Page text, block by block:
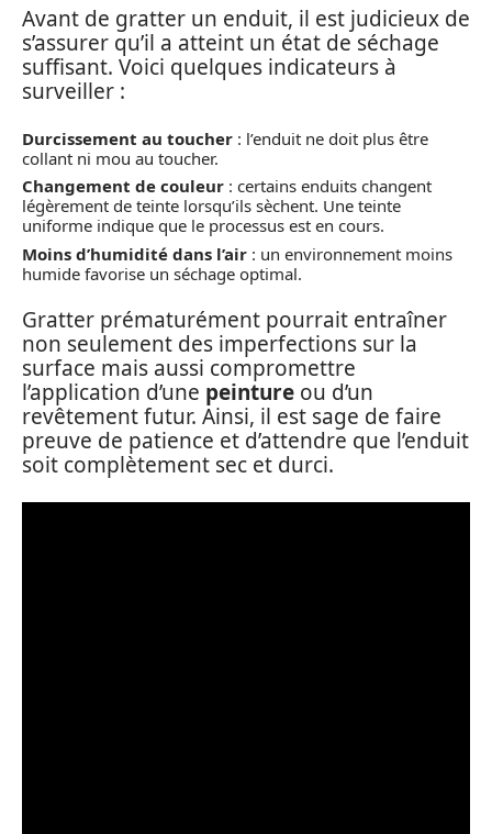
Avant de gratter un enduit, il est judicieux de
s’assurer qu’il a atteint un état de séchage
suffisant. Voici quelques indicateurs à
surveiller :
Durcissement au toucher : l’enduit ne doit plus être
collant ni mou au toucher.
Changement de couleur : certains enduits changent
légèrement de teinte lorsqu’ils sèchent. Une teinte
uniforme indique que le processus est en cours.
Moins d’humidité dans l’air : un environnement moins
humide favorise un séchage optimal.
Gratter prématurément pourrait entraîner
non seulement des imperfections sur la
surface mais aussi compromettre
l’application d’une peinture ou d’un
revêtement futur. Ainsi, il est sage de faire
preuve de patience et d’attendre que l’enduit
soit complètement sec et durci.